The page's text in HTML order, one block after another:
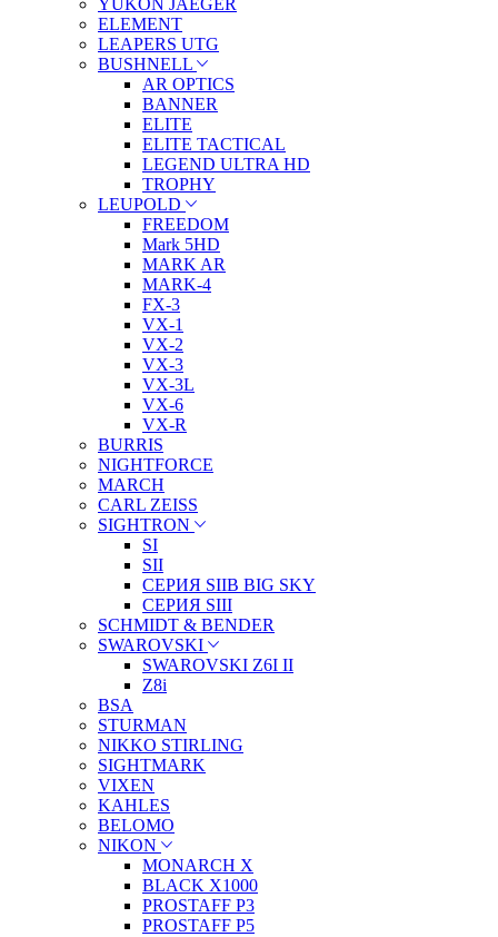
YUKON JAEGER
ELEMENT
LEAPERS UTG
BUSHNELL
AR OPTICS
BANNER
ELITE
ELITE TACTICAL
LEGEND ULTRA HD
TROPHY
LEUPOLD
FREEDOM
Mark 5HD
MARK AR
MARK-4
FX-3
VX-1
VX-2
VX-3
VX-3L
VX-6
VX-R
BURRIS
NIGHTFORCE
MARCH
CARL ZEISS
SIGHTRON
SI
SII
СЕРИЯ SIIB BIG SKY
СЕРИЯ SIII
SCHMIDT & BENDER
SWAROVSKI
SWAROVSKI Z6I II
Z8i
BSA
STURMAN
NIKKO STIRLING
SIGHTMARK
VIXEN
KAHLES
BELOMO
NIKON
MONARCH X
BLACK X1000
PROSTAFF P3
PROSTAFF P5